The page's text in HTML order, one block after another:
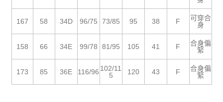
167 58 34D 96/75 73/85 95 38 F
可穿合
身
158 66 34E 99/78 81/95 105 41 F
合身偏
緊
173 85 36E 116/96 102/11
5
120 43 F
合身偏
緊